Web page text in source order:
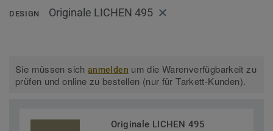
DESIGN Originale LICHEN 495
Sie müssen sichanmelden um die Warenverfügbarkeit zu
prüfen und online zu bestellen (nur für Tarkett-Kunden).
Originale LICHEN 495